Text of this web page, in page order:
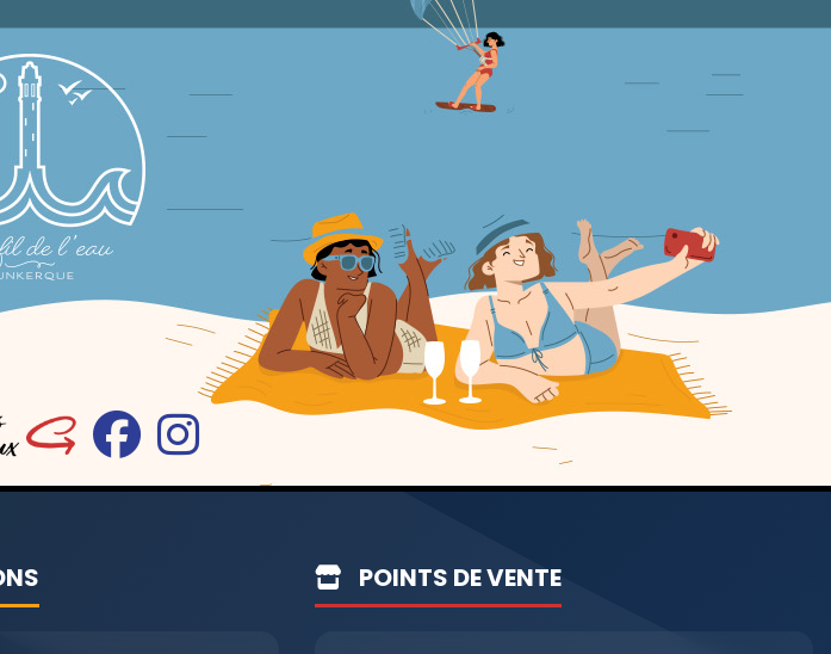
POINTS DE VENTE